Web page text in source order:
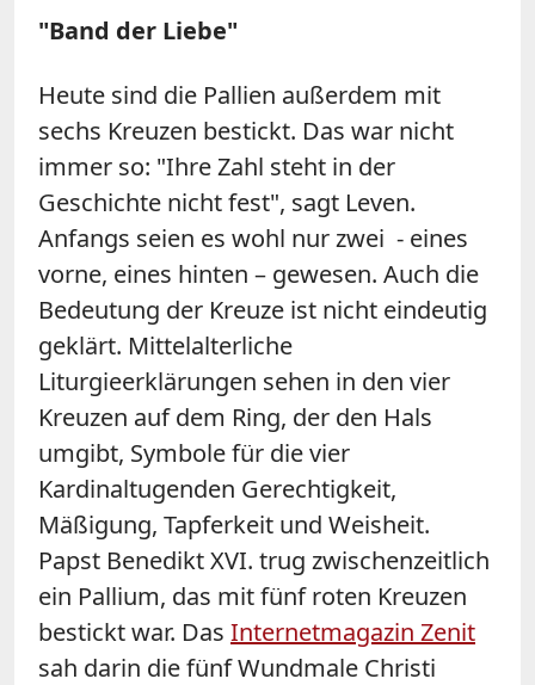
"Band der Liebe"
Heute sind die Pallien außerdem mit
sechs Kreuzen bestickt. Das war nicht
immer so: "Ihre Zahl steht in der
Geschichte nicht fest", sagt Leven.
Anfangs seien es wohl nur zwei - eines
vorne, eines hinten – gewesen. Auch die
Bedeutung der Kreuze ist nicht eindeutig
geklärt. Mittelalterliche
Liturgieerklärungen sehen in den vier
Kreuzen auf dem Ring, der den Hals
umgibt, Symbole für die vier
Kardinaltugenden Gerechtigkeit,
Mäßigung, Tapferkeit und Weisheit.
Papst Benedikt XVI. trug zwischenzeitlich
ein Pallium, das mit fünf roten Kreuzen
bestickt war. Das Internetmagazin Zenit
sah darin die fünf Wundmale Christi